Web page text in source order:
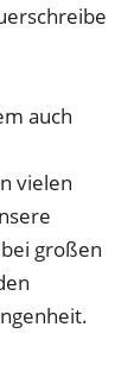
auch
vielen
großen